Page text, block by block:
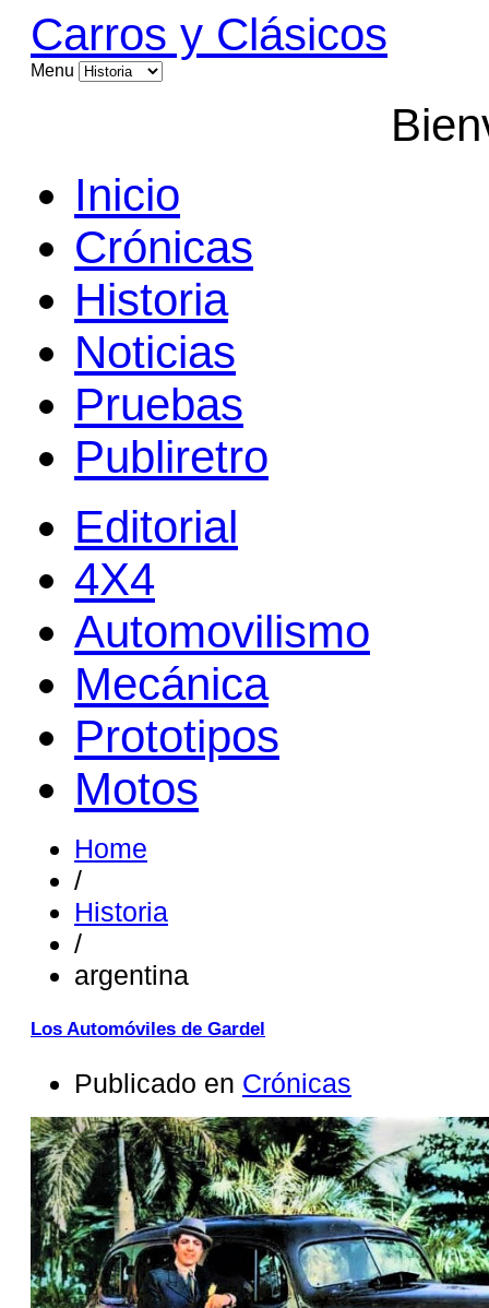
Carros y Clásicos
Menu
Inicio
Crónicas
Historia
Noticias
Pruebas
Publiretro
Editorial
4X4
Automovilismo
Mecánica
Prototipos
Motos
Home
/
Historia
/
argentina
Los Automóviles de Gardel
Publicado en Crónicas